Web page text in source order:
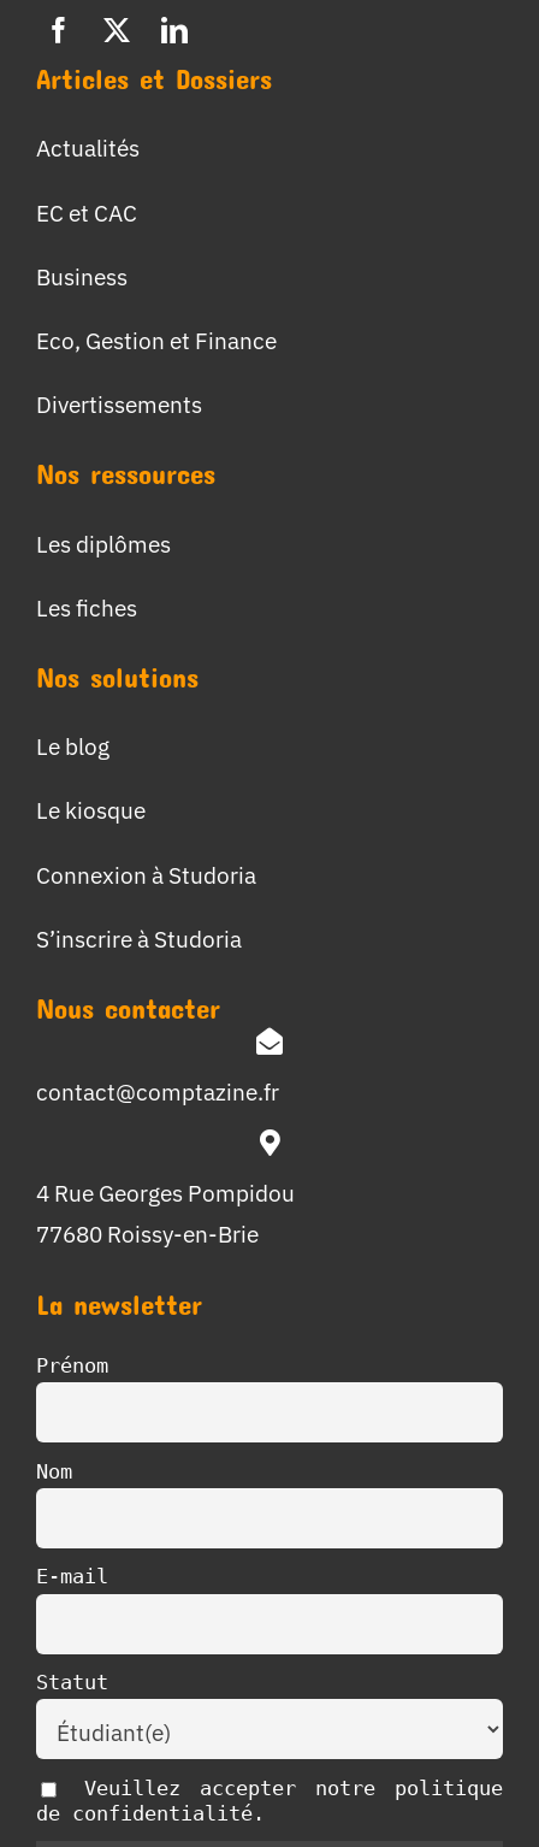
Articles et Dossiers
Actualités
EC et CAC
Business
Eco, Gestion et Finance
Divertissements
Nos ressources
Les diplômes
Les fiches
Nos solutions
Le blog
Le kiosque
Connexion à Studoria
S’inscrire à Studoria
Nous contacter
contact@comptazine.fr
4 Rue Georges Pompidou
77680 Roissy-en-Brie
La newsletter
Prénom
Nom
E-mail
Statut
Veuillez accepter notre politique
de confidentialité.